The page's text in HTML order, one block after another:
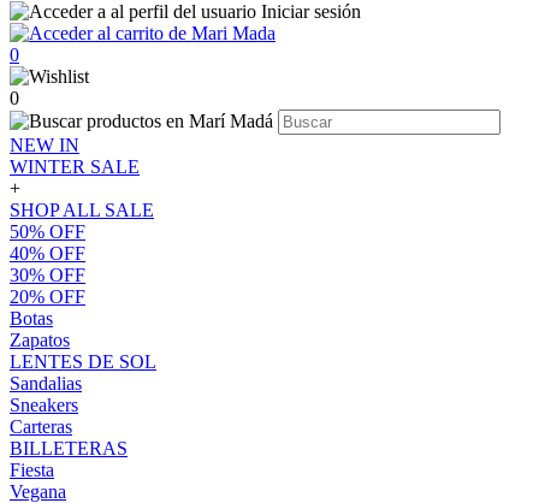
Iniciar sesión
0
0
NEW IN
WINTER SALE
+
SHOP ALL SALE
50% OFF
40% OFF
30% OFF
20% OFF
Botas
Zapatos
LENTES DE SOL
Sandalias
Sneakers
Carteras
BILLETERAS
Fiesta
Vegana